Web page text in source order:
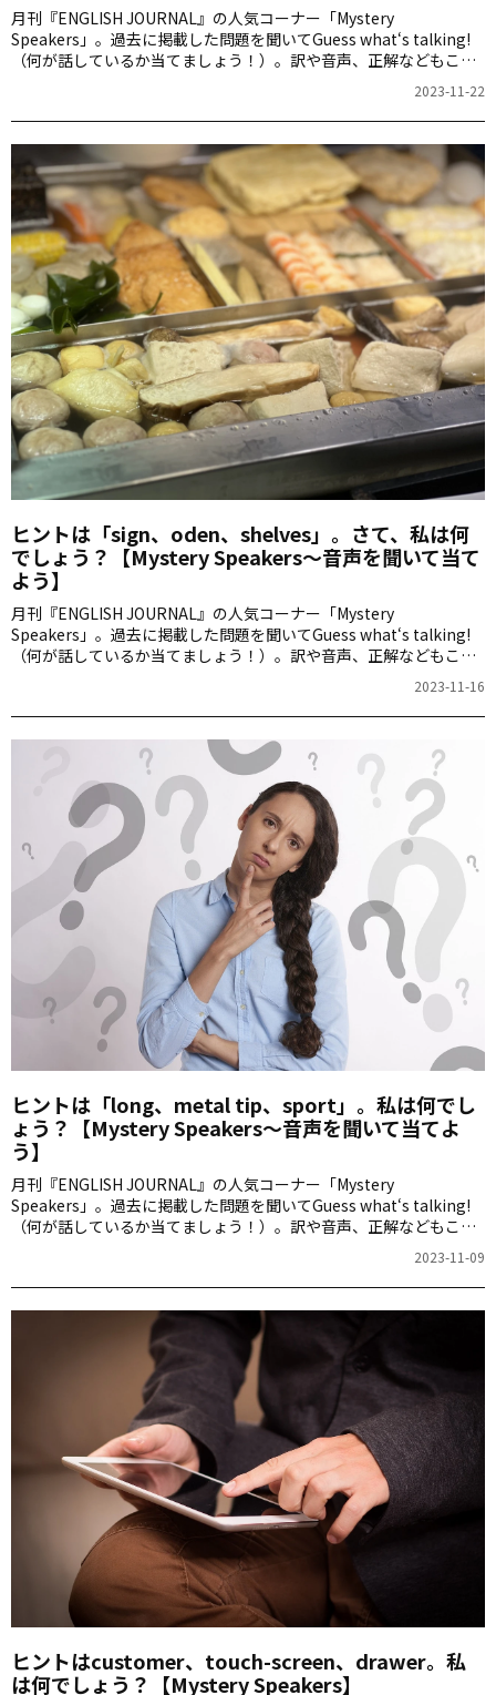
月刊『ENGLISH JOURNAL』の人気コーナー「Mystery
Speakers」。過去に掲載した問題を聞いてGuess what‘s talking!
（何が話しているか当てましょう！）。訳や音声、正解などもこち
2023-11-22
ヒントは「sign、oden、shelves」。さて、私は何
でしょう？【Mystery Speakers～音声を聞いて当て
よう】
月刊『ENGLISH JOURNAL』の人気コーナー「Mystery
Speakers」。過去に掲載した問題を聞いてGuess what‘s talking!
（何が話しているか当てましょう！）。訳や音声、正解などもこち
2023-11-16
ヒントは「long、metal tip、sport」。私は何でし
ょう？【Mystery Speakers～音声を聞いて当てよ
う】
月刊『ENGLISH JOURNAL』の人気コーナー「Mystery
Speakers」。過去に掲載した問題を聞いてGuess what‘s talking!
（何が話しているか当てましょう！）。訳や音声、正解などもこち
2023-11-09
ヒントはcustomer、touch-screen、drawer。私
は何でしょう？【Mystery Speakers】